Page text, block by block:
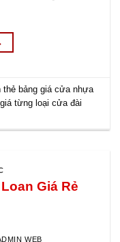
thẻ bảng giá cửa nhựa
,giá từng loại cửa đài
Giá Rẻ
WEB